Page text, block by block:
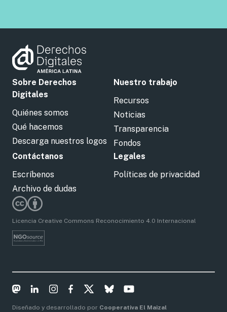
Sobre Derechos
Digitales
Quiénes somos
Qué hacemos
Descarga nuestros logos
Nuestro trabajo
Recursos
Noticias
Transparencia
Fondos
Contáctanos
Escríbenos
Archivo de dudas
Legales
Políticas de privacidad
Licencia Creative Commons Reconocimiento 4.0 Internacional
Diseñado y desarrollado por Cooperativa El Maizal